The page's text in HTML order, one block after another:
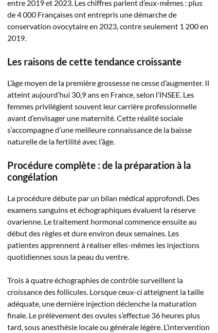
entre 2019 et 2023. Les chiffres parlent d’eux-mêmes : plus
de 4 000 Françaises ont entrepris une démarche de
conservation ovocytaire en 2023, contre seulement 1 200 en
2019.
Les raisons de cette tendance croissante
L’âge moyen de la première grossesse ne cesse d’augmenter. Il
atteint aujourd’hui 30,9 ans en France, selon l’INSEE. Les
femmes privilégient souvent leur carrière professionnelle
avant d’envisager une maternité. Cette réalité sociale
s’accompagne d’une meilleure connaissance de la baisse
naturelle de la fertilité avec l’âge.
Procédure complète : de la préparation à la
congélation
La procédure débute par un bilan médical approfondi. Des
examens sanguins et échographiques évaluent la réserve
ovarienne. Le traitement hormonal commence ensuite au
début des règles et dure environ deux semaines. Les
patientes apprennent à réaliser elles-mêmes les injections
quotidiennes sous la peau du ventre.
Trois à quatre échographies de contrôle surveillent la
croissance des follicules. Lorsque ceux-ci atteignent la taille
adéquate, une dernière injection déclenche la maturation
finale. Le prélèvement des ovules s’effectue 36 heures plus
tard, sous anesthésie locale ou générale légère. L’intervention